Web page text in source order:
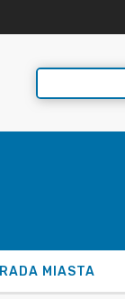
RADA MIASTA